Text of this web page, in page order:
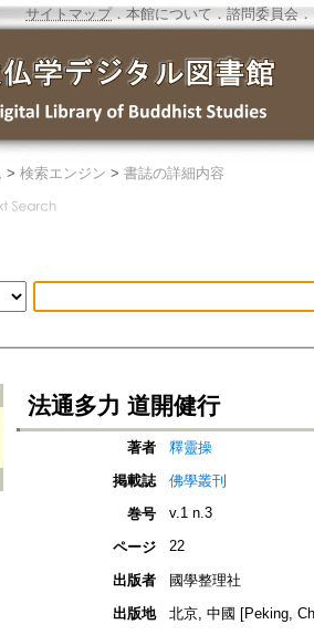
サイトマップ．本館について ． 諮問委員会 ．
> 検索エンジン > 書誌の詳細内容
法通多力 道開健行
著者
釋靈操
掲載誌
佛學叢刊
巻号
v.1 n.3
ページ 22
出版者
國學整理社
出版地
北京, 中國 [Peking,